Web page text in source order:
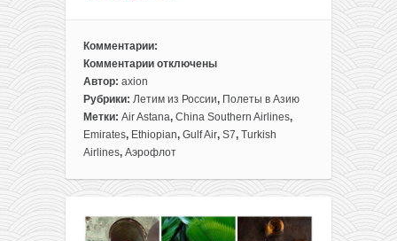
Комментарии:
Комментарии
к
записи
Большая
подборка
самых
билетов
Москвы
отключены
Автор: axion
Рубрики: Летим из России, Полеты в Азию
Метки: Air Astana, China Southern Airlines,
Emirates, Ethiopian, Gulf Air, S7, Turkish
Airlines, Аэрофлот